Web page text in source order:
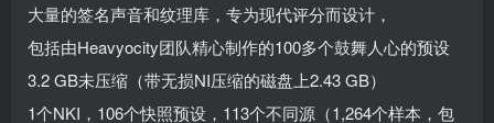
大量的签名声音和纹理库，专为现代评分而设计，
包括由Heavyocity团队精心制作的100多个鼓舞人心的预设
3.2 GB未压缩（带无损NI压缩的磁盘上2.43 GB）
1个NKI，106个快照预设，113个不同源（1,264个样本，包